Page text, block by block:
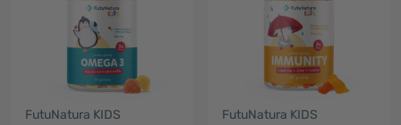
FutuNatura KIDS FutuNatura KIDS